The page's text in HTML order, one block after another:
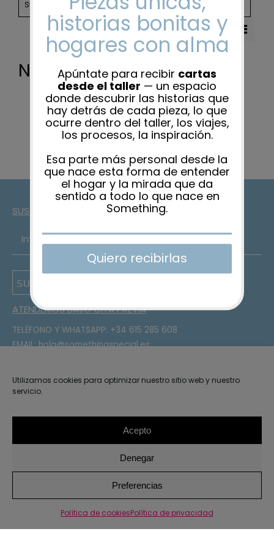
Utilizamos cookies para optimizar nuestro sitio web y nuestro
servicio.
Acepto
Denegar
Preferencias
Política de cookiesPolítica de privacidad
Sort by CATEGORIES
Nada encontrado
SUSCRÍBETE A LA NEWSLETTER
SUSCRIBIRSE
ATENDEMOS BAJO CITA PREVIA
TELÉFONO Y WHATSAPP: +34 615 285 608
EMAIL:hola@somethingspecial.es
Contacto
Condiciones de compra
2026 · Something Special ·Aviso legal y privacidad
de privacidad